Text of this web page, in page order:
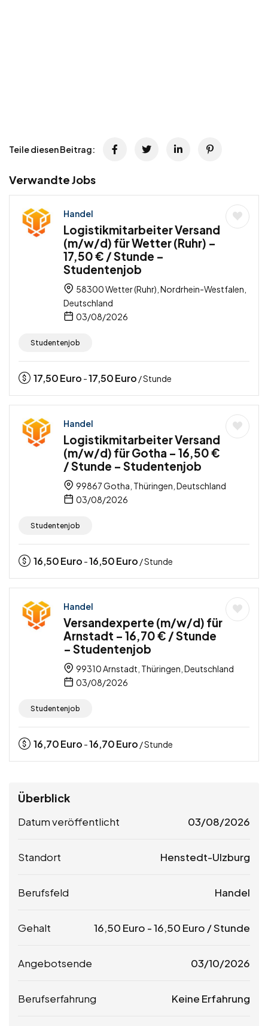
Teile diesen Beitrag:
Verwandte Jobs
Handel
Logistikmitarbeiter Versand
(m/w/d) für Wetter (Ruhr) –
17,50 € / Stunde –
Studentenjob
58300 Wetter (Ruhr), Nordrhein-Westfalen,
Deutschland
03/08/2026
Studentenjob
17,50Euro -17,50Euro / Stunde
Handel
Logistikmitarbeiter Versand
(m/w/d) für Gotha – 16,50 €
/ Stunde – Studentenjob
99867 Gotha, Thüringen, Deutschland
03/08/2026
Studentenjob
16,50Euro -16,50Euro / Stunde
Handel
Versandexperte (m/w/d) für
Arnstadt – 16,70 € / Stunde
– Studentenjob
99310 Arnstadt, Thüringen, Deutschland
03/08/2026
Studentenjob
16,70Euro -16,70Euro / Stunde
Überblick
Datum veröffentlicht 03/08/2026
Standort Henstedt-Ulzburg
Berufsfeld Handel
Gehalt 16,50 Euro -16,50 Euro / Stunde
Angebotsende 03/10/2026
Berufserfahrung Keine Erfahrung